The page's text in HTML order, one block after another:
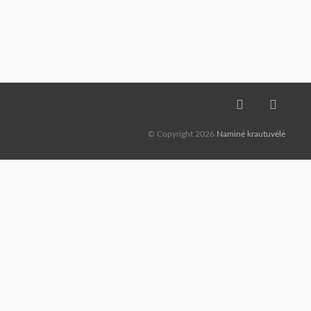
© Copyright 2026 Naminė krautuvėlė